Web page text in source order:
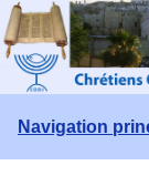
Aller au
Navigation